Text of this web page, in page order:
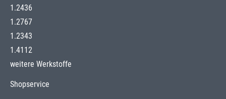
1.2436
1.2767
1.2343
1.4112
weitere Werkstoffe
Shopservice